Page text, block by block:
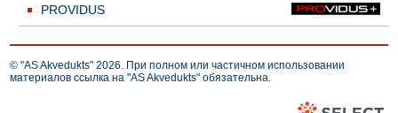
PROVIDUS
© "AS Akvedukts" 2026. При полном или частичном использовании
материалов ссылка на "AS Akvedukts" обязательна.